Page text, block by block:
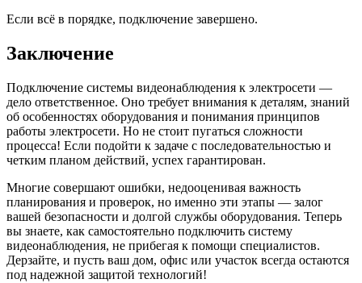
Если всё в порядке, подключение завершено.
Заключение
Подключение системы видеонаблюдения к электросети —
дело ответственное. Оно требует внимания к деталям, знаний
об особенностях оборудования и понимания принципов
работы электросети. Но не стоит пугаться сложности
процесса! Если подойти к задаче с последовательностью и
четким планом действий, успех гарантирован.
Многие совершают ошибки, недооценивая важность
планирования и проверок, но именно эти этапы — залог
вашей безопасности и долгой службы оборудования. Теперь
вы знаете, как самостоятельно подключить систему
видеонаблюдения, не прибегая к помощи специалистов.
Дерзайте, и пусть ваш дом, офис или участок всегда остаются
под надежной защитой технологий!